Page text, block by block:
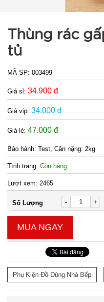
Thùng rác
tủ
MÃ SP: 003499
Giá sỉ: 34.900 đ
Giá vip: 34.000 đ
Giá lẻ: 47.000 đ
Bảo hành: Test, Cân nặng: 2kg
Tình trạng: Còn hàng
Lượt xem: 2465
Số Lượng - +
MUA NGAY
Phụ Kiện Đồ Dùng Nhà Bếp